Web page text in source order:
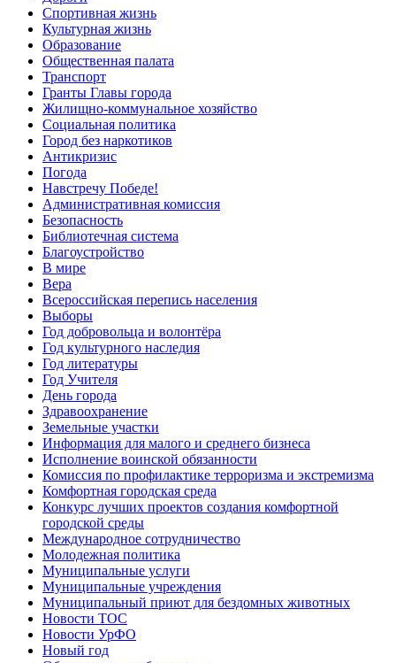
Спортивная жизнь
Культурная жизнь
Образование
Общественная палата
Транспорт
Гранты Главы города
Жилищно-коммунальное хозяйство
Социальная политика
Город без наркотиков
Антикризис
Погода
Навстречу Победе!
Административная комиссия
Безопасность
Библиотечная система
Благоустройство
В мире
Вера
Всероссийская перепись населения
Выборы
Год добровольца и волонтёра
Год культурного наследия
Год литературы
Год Учителя
День города
Здравоохранение
Земельные участки
Информация для малого и среднего бизнеса
Исполнение воинской обязанности
Комиссия по профилактике терроризма и экстремизма
Комфортная городская среда
Конкурс лучших проектов создания комфортной
городской среды
Международное сотрудничество
Молодежная политика
Муниципальные услуги
Муниципальные учреждения
Муниципальный приют для бездомных животных
Новости ТОС
Новости УрФО
Новый год